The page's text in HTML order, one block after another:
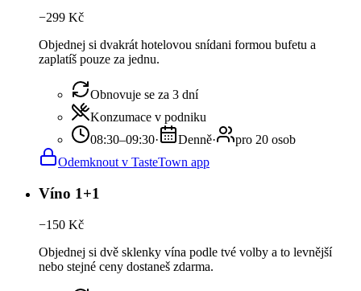
−299 Kč
Objednej si dvakrát hotelovou snídani formou bufetu a
zaplatíš pouze za jednu.
Obnovuje se za 3 dní
Konzumace v podniku
08:30–09:30· Denně·
pro 20 osob
Odemknout v TasteTown app
Víno 1+1
−150 Kč
Objednej si dvě sklenky vína podle tvé volby a to levnější
nebo stejné ceny dostaneš zdarma.